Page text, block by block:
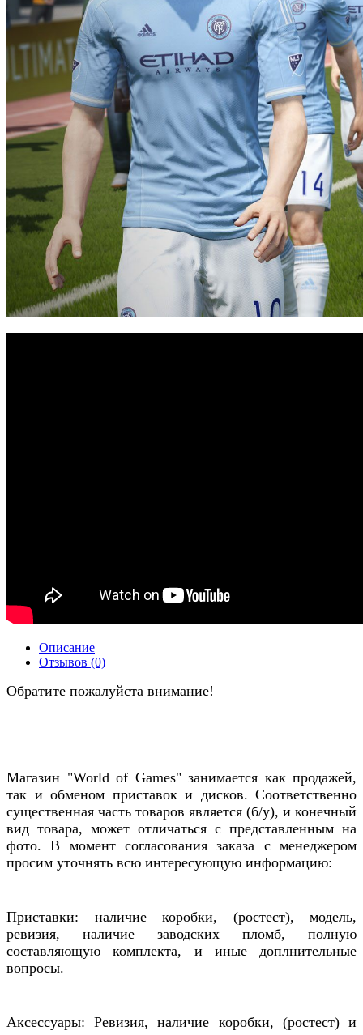
Описание
Отзывов (0)
Обратите пожалуйста внимание!
Магазин "World of Games" занимается как продажей,
так и обменом приставок и дисков. Соответственно
существенная часть товаров является (б/у), и конечный
вид товара, может отличаться с представленным на
фото. В момент согласования заказа с менеджером
просим уточнять всю интересующую информацию:
Приставки: наличие коробки, (ростест), модель,
ревизия, наличие заводских пломб, полную
составляющую комплекта, и иные доплнительные
вопросы.
Аксессуары: Ревизия, наличие коробки, (ростест) и